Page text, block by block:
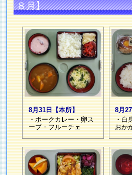
８月】
8月31日【本所】
・ポークカレー・卵ス
ープ・フルーチェ
8月
・白
おか